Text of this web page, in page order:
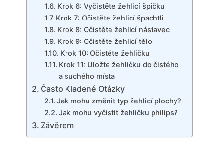
Krok 6: Vyčistěte žehlicí špičku
Krok 7: Očistěte žehlicí špachtli
Krok 8: Očistěte žehlicí nástavec
Krok 9: Očistěte žehlicí tělo
Krok 10: Očistěte žehličku
Krok 11: Uložte žehličku do čistého
a suchého místa
Často Kladené Otázky
Jak mohu změnit typ žehlicí plochy?
Jak mohu vyčistit žehličku philips?
Závěrem